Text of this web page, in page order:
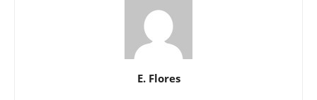
E. Flores